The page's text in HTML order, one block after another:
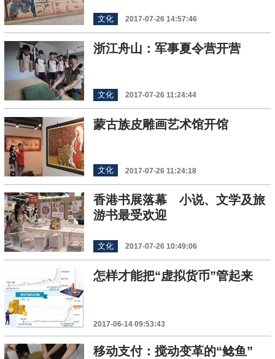
文化 2017-07-26 14:57:46
浙江舟山：军事夏令营开营
文化 2017-07-26 11:24:44
蒙古族皮雕画艺术馆开馆
文化 2017-07-26 11:24:18
香港书展落幕 小说、文学及旅
游书最受欢迎
文化 2017-07-26 10:49:06
怎样才能把“虚拟货币”管起来
2017-06-14 09:53:43
移动支付：搅动变革的“鲶鱼”